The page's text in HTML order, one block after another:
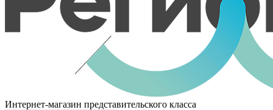
Интернет-магазин представительского класса